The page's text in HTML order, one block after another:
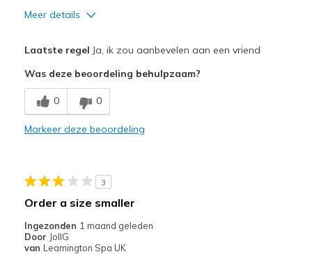
Meer details
Breathe Well
Comfortable
Beste toepassingen
Going Out
Laatste regel Ja, ik zou aanbevelen aan een vriend
Was deze beoordeling behulpzaam?
0 0
Markeer deze beoordeling
3
Order a size smaller
Ingezonden 1 maand geleden
Door JollG
van Leamington Spa UK